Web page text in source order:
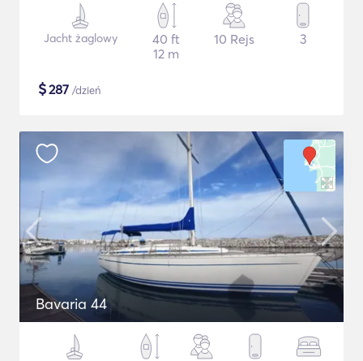
Jacht żaglowy
40 ft
12 m
10 Rejs 3
$287 /dzień
Bavaria 44